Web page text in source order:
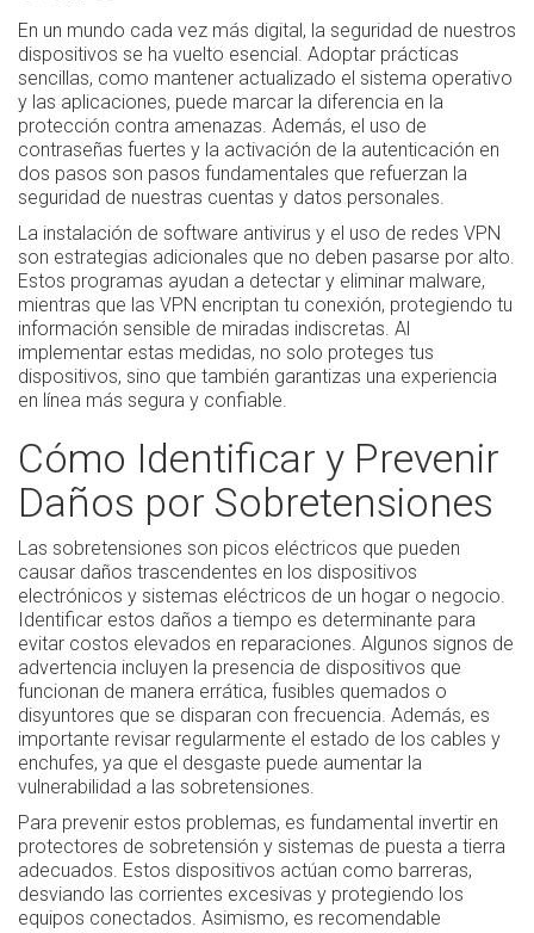
En un mundo cada vez más digital, la seguridad de nuestros
dispositivos se ha vuelto esencial. Adoptar prácticas
sencillas, como mantener actualizado el sistema operativo
y las aplicaciones, puede marcar la diferencia en la
protección contra amenazas. Además, el uso de
contraseñas fuertes y la activación de la autenticación en
dos pasos son pasos fundamentales que refuerzan la
seguridad de nuestras cuentas y datos personales.
La instalación de software antivirus y el uso de redes VPN
son estrategias adicionales que no deben pasarse por alto.
Estos programas ayudan a detectar y eliminar malware,
mientras que las VPN encriptan tu conexión, protegiendo tu
información sensible de miradas indiscretas. Al
implementar estas medidas, no solo proteges tus
dispositivos, sino que también garantizas una experiencia
en línea más segura y confiable.
Cómo Identificar y Prevenir
Daños por Sobretensiones
Las sobretensiones son picos eléctricos que pueden
causar daños trascendentes en los dispositivos
electrónicos y sistemas eléctricos de un hogar o negocio.
Identificar estos daños a tiempo es determinante para
evitar costos elevados en reparaciones. Algunos signos de
advertencia incluyen la presencia de dispositivos que
funcionan de manera errática, fusibles quemados o
disyuntores que se disparan con frecuencia. Además, es
importante revisar regularmente el estado de los cables y
enchufes, ya que el desgaste puede aumentar la
vulnerabilidad a las sobretensiones.
Para prevenir estos problemas, es fundamental invertir en
protectores de sobretensión y sistemas de puesta a tierra
adecuados. Estos dispositivos actúan como barreras,
desviando las corrientes excesivas y protegiendo los
equipos conectados. Asimismo, es recomendable